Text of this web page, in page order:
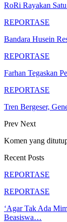
RoRi Rayakan
REPORTASE
Bandara Husein
REPORTASE
Farhan Tegaskan
REPORTASE
Tren Bergeser,
Prev Next
Komen yang
Recent Posts
REPORTASE
REPORTASE
‘Agar Tak Ada
Beasiswa…